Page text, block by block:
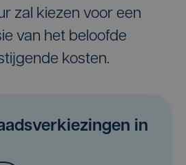
zal kiezen voor een
van het beloofde
kosten.
in